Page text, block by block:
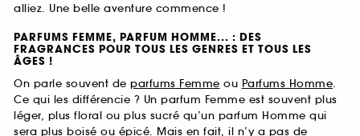
alliez. Une belle aventure commence !
PARFUMS FEMME, PARFUM HOMME... : DES
FRAGRANCES POUR TOUS LES GENRES ET TOUS LES
ÂGES !
On parle souvent de parfums Femme ou Parfums Homme.
Ce qui les différencie ? Un parfum Femme est souvent plus
léger, plus floral ou plus sucré qu’un parfum Homme qui
sera plus boisé ou épicé. Mais en fait, il n’y a pas de